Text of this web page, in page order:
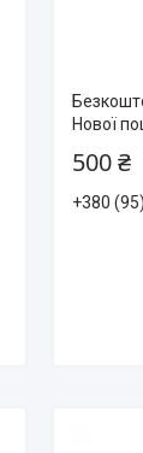
Нової
500 ₴
+380